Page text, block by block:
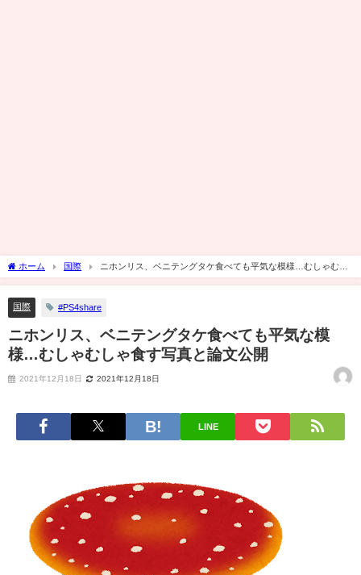
ホーム 国際
ニホンリス、ベニテングタケ食べても平気な模様…むしゃむし
ゃ食す写真と論文公開
国際 #PS4share
ニホンリス、ベニテングタケ食べても平気な模
様…むしゃむしゃ食す写真と論文公開
2021年12月18日 2021年12月18日
LINE